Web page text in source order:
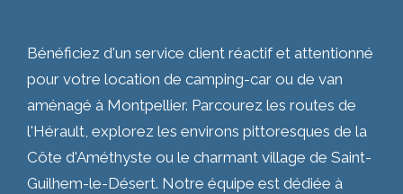
Bénéficiez d'un service client réactif et attentionné
pour votre location de camping-car ou de van
aménagé à Montpellier. Parcourez les routes de
l'Hérault, explorez les environs pittoresques de la
Côte d'Améthyste ou le charmant village de Saint-
Guilhem-le-Désert. Notre équipe est dédiée à